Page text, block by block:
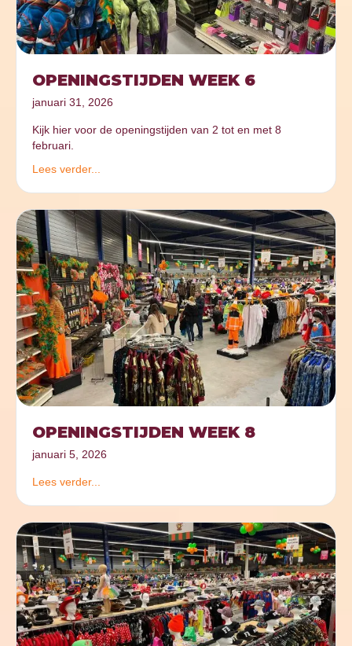
OPENINGSTIJDEN WEEK 6
januari 31, 2026
Kijk hier voor de openingstijden van 2 tot en met 8
februari.
Lees verder...
OPENINGSTIJDEN WEEK 8
januari 5, 2026
Lees verder...